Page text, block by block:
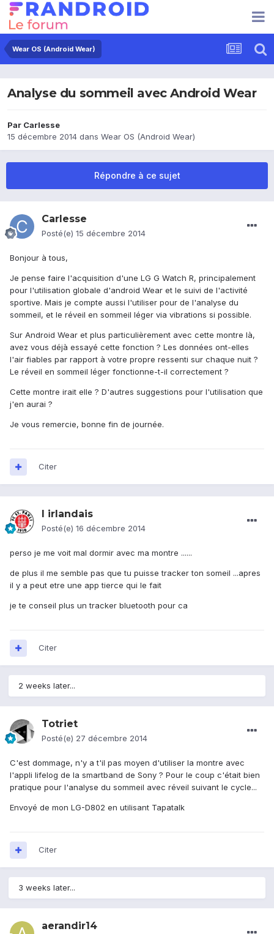
Wear OS (Android Wear)
Analyse du sommeil avec Android Wear
Par Carlesse
15 décembre 2014 dans Wear OS (Android Wear)
Répondre à ce sujet
Carlesse
Posté(e) 15 décembre 2014
Bonjour à tous,
Je pense faire l'acquisition d'une LG G Watch R, principalement
pour l'utilisation globale d'android Wear et le suivi de l'activité
sportive. Mais je compte aussi l'utiliser pour de l'analyse du
sommeil, et le réveil en sommeil léger via vibrations si possible.
Sur Android Wear et plus particulièrement avec cette montre là,
avez vous déjà essayé cette fonction ? Les données ont-elles
l'air fiables par rapport à votre propre ressenti sur chaque nuit ?
Le réveil en sommeil léger fonctionne-t-il correctement ?
Cette montre irait elle ? D'autres suggestions pour l'utilisation que
j'en aurai ?
Je vous remercie, bonne fin de journée.
Citer
l irlandais
Posté(e) 16 décembre 2014
perso je me voit mal dormir avec ma montre ......
de plus il me semble pas que tu puisse tracker ton someil ...apres
il y a peut etre une app tierce qui le fait
je te conseil plus un tracker bluetooth pour ca
Citer
2 weeks later...
Totriet
Posté(e) 27 décembre 2014
C'est dommage, n'y a t'il pas moyen d'utiliser la montre avec
l'appli lifelog de la smartband de Sony ? Pour le coup c'était bien
pratique pour l'analyse du sommeil avec réveil suivant le cycle...
Envoyé de mon LG-D802 en utilisant Tapatalk
Citer
3 weeks later...
aerandir14